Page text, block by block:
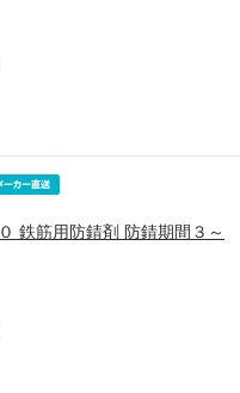
鉄筋用防錆剤 防錆期間３～